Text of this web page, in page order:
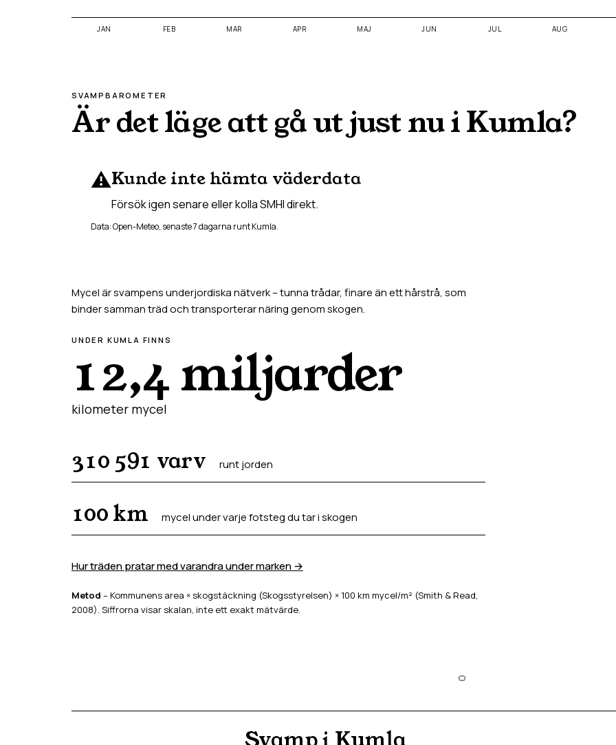
JAN FEB MAR APR MAJ JUN JUL AUG
SVAMPBAROMETER
Är det läge att gå ut just nu iKumla?
⚠️Kunde inte hämta väderdata
Försök igen senare eller kolla SMHI direkt.
Data: Open-Meteo, senaste 7 dagarna runtKumla.
Mycel är svampens underjordiska nätverk – tunna trådar, finare än ett hårstrå, som
binder samman träd och transporterar näring genom skogen.
UNDER KUMLA FINNS
12,4 miljarder
kilometer mycel
310 591 varv runt jorden
100km mycel under varje fotsteg du tar i skogen
Hur träden pratar med varandra under marken →
Metod – Kommunens area × skogstäckning (Skogsstyrelsen) × 100 km mycel/m² (Smith & Read,
2008). Siffrorna visar skalan, inte ett exakt mätvärde.